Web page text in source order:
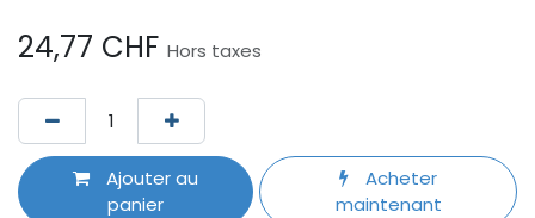
24,77 CHF Hors taxes
Ajouter au
panier
Acheter
maintenant